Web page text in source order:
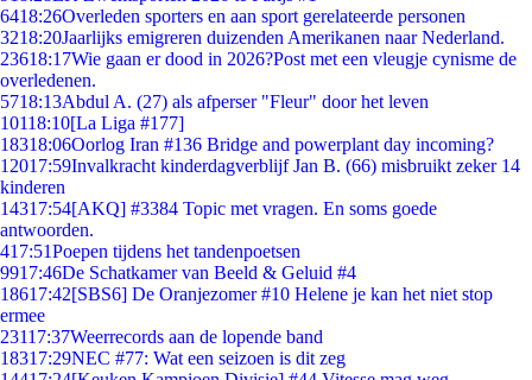
6418:26Overleden sporters en aan sport gerelateerde personen
3218:20Jaarlijks emigreren duizenden Amerikanen naar Nederland.
23618:17Wie gaan er dood in 2026?Post met een vleugje cynisme de
overledenen.
5718:13Abdul A. (27) als afperser "Fleur" door het leven
10118:10[La Liga #177]
18318:06Oorlog Iran #136 Bridge and powerplant day incoming?
12017:59Invalkracht kinderdagverblijf Jan B. (66) misbruikt zeker 14
kinderen
14317:54[AKQ] #3384 Topic met vragen. En soms goede
antwoorden.
417:51Poepen tijdens het tandenpoetsen
9917:46De Schatkamer van Beeld & Geluid #4
18617:42[SBS6] De Oranjezomer #10 Helene je kan het niet stop
ermee
23117:37Weerrecords aan de lopende band
18317:29NEC #77: Wat een seizoen is dit zeg